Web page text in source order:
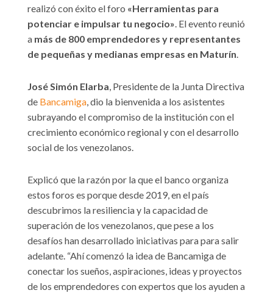
realizó con éxito el foro «Herramientas para
potenciar e impulsar tu negocio». El evento reunió
a más de 800 emprendedores y representantes
de pequeñas y medianas empresas en Maturín.
José Simón Elarba, Presidente de la Junta Directiva
de Bancamiga, dio la bienvenida a los asistentes
subrayando el compromiso de la institución con el
crecimiento económico regional y con el desarrollo
social de los venezolanos.
Explicó que la razón por la que el banco organiza
estos foros es porque desde 2019, en el país
descubrimos la resiliencia y la capacidad de
superación de los venezolanos, que pese a los
desafíos han desarrollado iniciativas para para salir
adelante. “Ahí comenzó la idea de Bancamiga de
conectar los sueños, aspiraciones, ideas y proyectos
de los emprendedores con expertos que los ayuden a